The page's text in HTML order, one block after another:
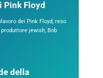
Pink Floyd
dei Pink Floyd, reso
jewish, Bob
della